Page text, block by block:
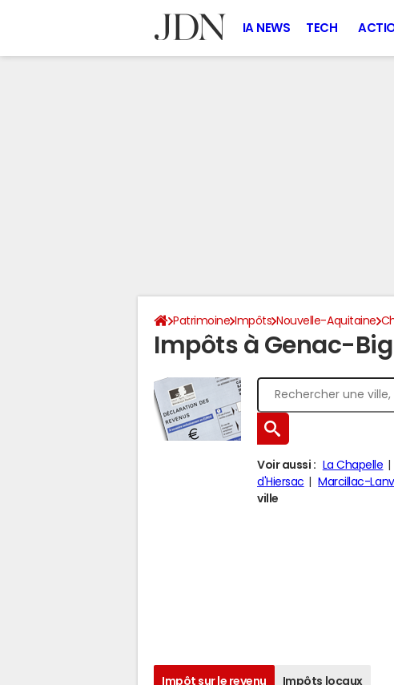
IA NEWS TECH
Patrimoine Impôts Nouvelle-Aquitaine
Impôts à Genac-
Voir aussi : La Chapelle
d'Hiersac
Marcillac-
ville
Impôt sur le revenu Impôts locaux